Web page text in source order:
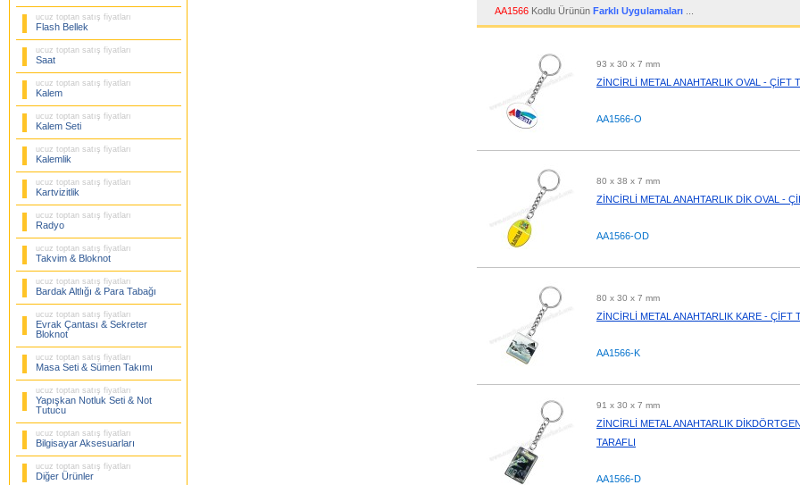
ucuz toptan satış fiyatları
Flash Bellek
ucuz toptan satış fiyatları
Saat
ucuz toptan satış fiyatları
Kalem
ucuz toptan satış fiyatları
Kalem Seti
ucuz toptan satış fiyatları
Kalemlik
ucuz toptan satış fiyatları
Kartvizitlik
ucuz toptan satış fiyatları
Radyo
ucuz toptan satış fiyatları
Takvim & Bloknot
ucuz toptan satış fiyatları
Bardak Altlığı & Para Tabağı
ucuz toptan satış fiyatları
Evrak Çantası & Sekreter
Bloknot
ucuz toptan satış fiyatları
Masa Seti & Sümen Takımı
ucuz toptan satış fiyatları
Yapışkan Notluk Seti & Not
Tutucu
ucuz toptan satış fiyatları
Bilgisayar Aksesuarları
ucuz toptan satış fiyatları
Diğer Ürünler
AA1566 Kodlu ÜrününFarklı Uygulamaları
93 x 30 x 7 mm
ZİNCİRLİ METAL ANAHTARLIK OVAL - ÇİFT
AA1566-O
80 x 38 x 7 mm
ZİNCİRLİ METAL ANAHTARLIK DİK OVAL -
AA1566-OD
80 x 30 x 7 mm
ZİNCİRLİ METAL ANAHTARLIK KARE - ÇİFT
AA1566-K
91 x 30 x 7 mm
ZİNCİRLİ METAL ANAHTARLIK
TARAFLI
AA1566-D